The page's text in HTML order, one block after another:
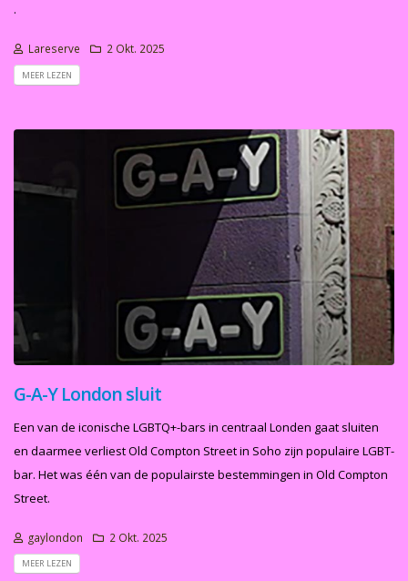
.
Lareserve 2 Okt. 2025
MEER LEZEN
G-A-Y London sluit
Een van de iconische LGBTQ+-bars in centraal Londen gaat sluiten
en daarmee verliest Old Compton Street in Soho zijn populaire LGBT-
bar. Het was één van de populairste bestemmingen in Old Compton
Street.
gaylondon 2 Okt. 2025
MEER LEZEN